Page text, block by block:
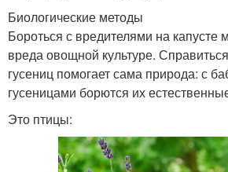
Биологические методы
Бороться с вредителями на капусте
вреда овощной культуре.
гусениц помогает сама природа: с
гусеницами борются их
Это птицы: